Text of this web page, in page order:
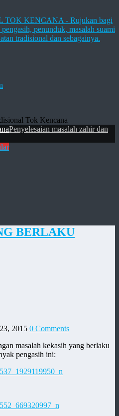
Penyelesaian masalah zahir dan
BERLAKU
2015 0 Comments
masalah kekasih yang berlaku
pengasih ini: